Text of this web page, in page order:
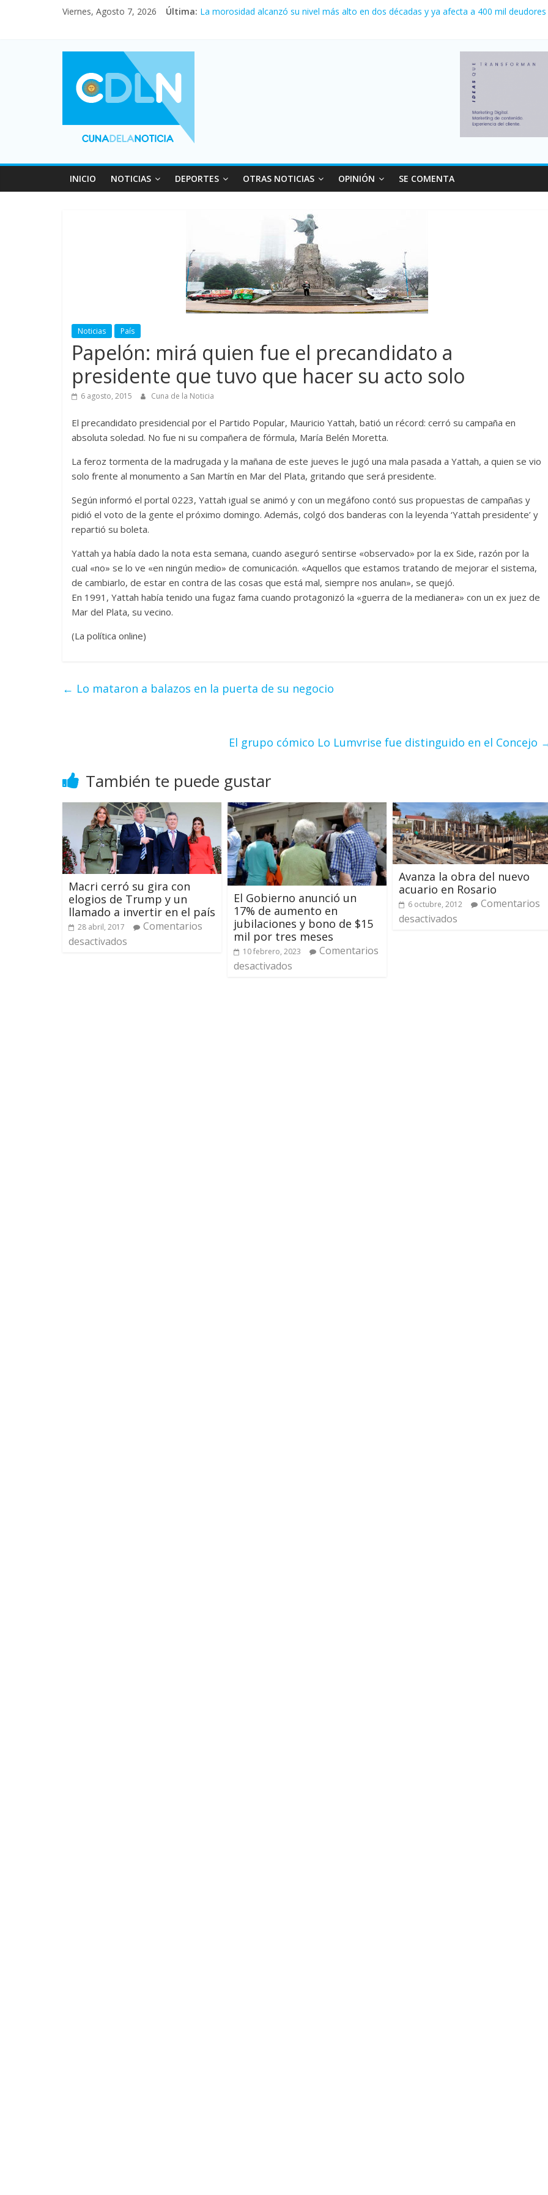
Viernes, Agosto 7, 2026 Última: La morosidad alcanzó su nivel más alto en dos décadas y ya afecta a 400 mil deudores
Fuerte caída de la venta de autos usados en julio: bajó un 12,6% interanual
INICIO NOTICIAS DEPORTES OTRAS NOTICIAS OPINIÓN SE COMENTA
Noticias País
Papelón: mirá quien fue el precandidato a
presidente que tuvo que hacer su acto solo
6 agosto, 2015 Cuna de la Noticia
El precandidato presidencial por el Partido Popular, Mauricio Yattah, batió un récord: cerró su campaña en
absoluta soledad. No fue ni su compañera de fórmula, María Belén Moretta.
La feroz tormenta de la madrugada y la mañana de este jueves le jugó una mala pasada a Yattah, a quien se vio
solo frente al monumento a San Martín en Mar del Plata, gritando que será presidente.
Según informó el portal 0223, Yattah igual se animó y con un megáfono contó sus propuestas de campañas y
pidió el voto de la gente el próximo domingo. Además, colgó dos banderas con la leyenda ‘Yattah presidente’ y
repartió su boleta.
Yattah ya había dado la nota esta semana, cuando aseguró sentirse «observado» por la ex Side, razón por la
cual «no» se lo ve «en ningún medio» de comunicación. «Aquellos que estamos tratando de mejorar el sistema,
de cambiarlo, de estar en contra de las cosas que está mal, siempre nos anulan», se quejó.
En 1991, Yattah había tenido una fugaz fama cuando protagonizó la «guerra de la medianera» con un ex juez de
Mar del Plata, su vecino.
(La política online)
← Lo mataron a balazos en la puerta de su negocio
El grupo cómico Lo Lumvrise fue distinguido en el Concejo
También te puede gustar
Macri cerró su gira con
elogios de Trump y un
llamado a invertir en el país
28 abril, 2017
Comentarios
desactivados
El Gobierno anunció un
17% de aumento en
jubilaciones y bono de $15
mil por tres meses
10 febrero, 2023
Comentarios
desactivados
Avanza la obra del nuevo
acuario en Rosario
6 octubre, 2012
Comentarios
desactivados